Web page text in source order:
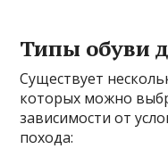
Типы обуви
Существует
которых можно
зависимости от
похода: